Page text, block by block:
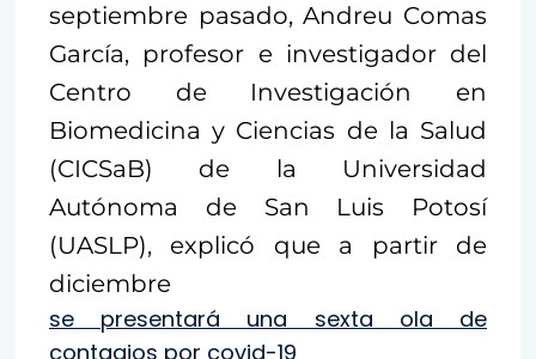
septiembre pasado, Andreu Comas
García, profesor e investigador del
Centro de Investigación en
Biomedicina y Ciencias de la Salud
(CICSaB) de la Universidad
Autónoma de San Luis Potosí
(UASLP), explicó que a partir de
diciembre
se presentará una sexta ola de
contagios por covid-19